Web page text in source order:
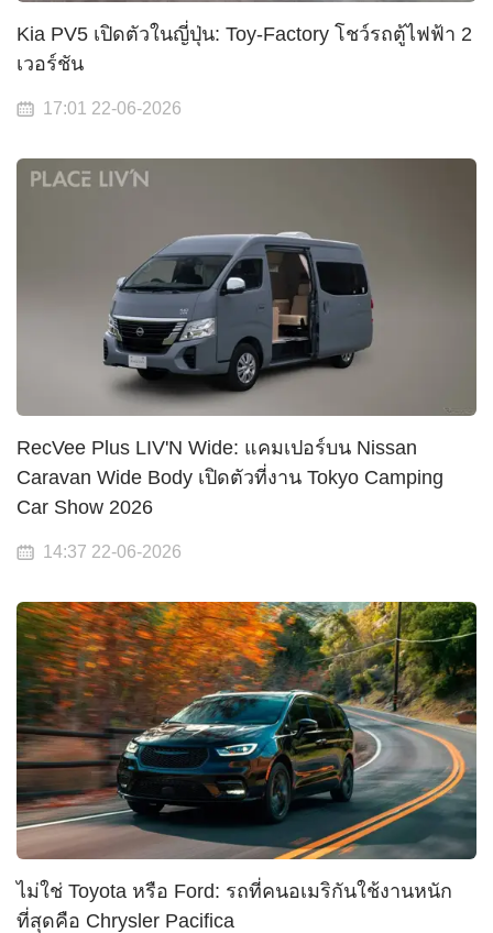
Kia PV5 เปิดตัวในญี่ปุ่น: Toy-Factory โชว์รถตู้ไฟฟ้า 2
เวอร์ชัน
17:01 22-06-2026
RecVee Plus LIV'N Wide: แคมเปอร์บน Nissan
Caravan Wide Body เปิดตัวที่งาน Tokyo Camping
Car Show 2026
14:37 22-06-2026
ไม่ใช่ Toyota หรือ Ford: รถที่คนอเมริกันใช้งานหนัก
ที่สุดคือ Chrysler Pacifica